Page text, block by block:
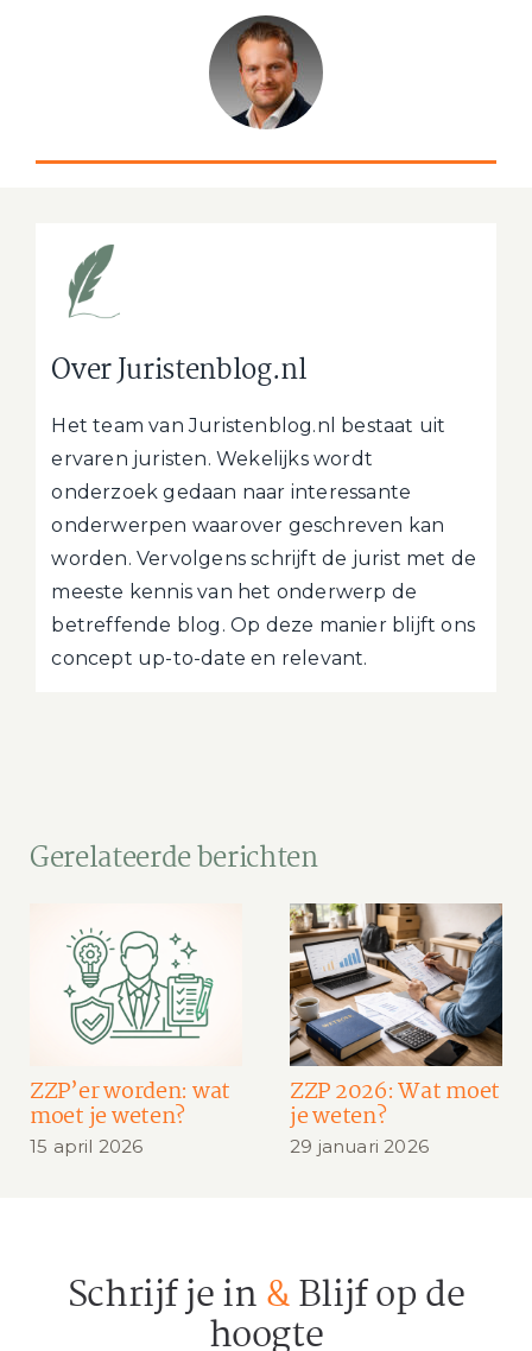
Over Juristenblog.nl
Het team van Juristenblog.nl bestaat uit
ervaren juristen. Wekelijks wordt
onderzoek gedaan naar interessante
onderwerpen waarover geschreven kan
worden. Vervolgens schrijft de jurist met de
meeste kennis van het onderwerp de
betreffende blog. Op deze manier blijft ons
concept up-to-date en relevant.
Gerelateerde berichten
ZZP’er worden: wat
moet je weten?
15 april 2026
ZZP 2026: Wat moet
je weten?
29 januari 2026
Schrijf je in&Blijf op de
hoogte